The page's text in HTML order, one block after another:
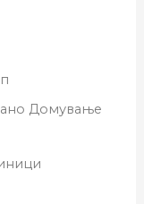
Домување